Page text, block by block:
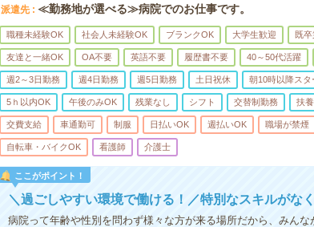
派遣先 ≪勤務地が選べる≫病院でのお仕事です。
職種未経験OK 社会人未経験OK ブランクOK 大学生歓迎 既
友達と一緒OK OA不要 英語不要 履歴書不要 40～50代活躍
週2～3日勤務 週4日勤務 週5日勤務 土日祝休 朝10時以降スタ
5ｈ以内OK 午後のみOK 残業なし シフト 交替制勤務 扶
交費支給 車通勤可 制服 日払いOK 週払いOK 職場が禁煙
自転車・バイクOK 看護師 介護士
ここがポイント！
＼過ごしやすい環境で働ける！／特別なスキルがな
病院って年齢や性別を問わず様々な方が来る場所だから、みん